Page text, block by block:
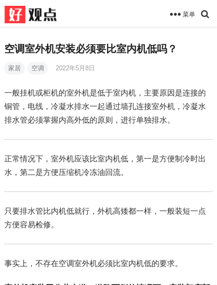
菜单
空调室外机安装必须要比室内机低吗？
家居 空调 2022年5月8日
一般挂机或柜机的室外机是低于室内机，主要原因是连接的
铜管，电线，冷凝水排水一起通过墙孔连接室外机，冷凝水
排水管必须掌握内高外低的原则，进行单独排水。
正常情况下，室外机应该比室内机低，第一是方便制冷时出
水，第二是方便压缩机冷冻油回流。
只要排水管比内机低就行，外机高矮都一样，一般装短一点
方便容易检修。
事实上，不存在空调室外机必须比室内机低的要求。